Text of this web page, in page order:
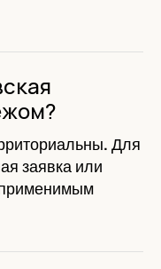
Для
заявка или